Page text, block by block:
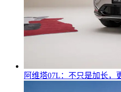
阿维塔07L：不只是加长，